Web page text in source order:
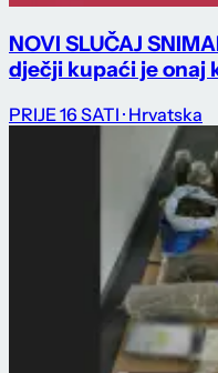
NOVI SLUČAJ
dječji kupaći je onaj
PRIJE 16 SATI · Hrvatska